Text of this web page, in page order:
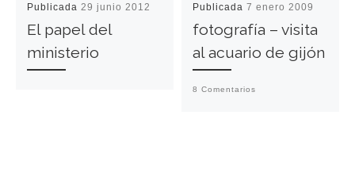
Publicada 29 junio 2012
El papel del
ministerio
Publicada7 enero 2009
fotografía – visita
al acuario de gijón
8 Comentarios